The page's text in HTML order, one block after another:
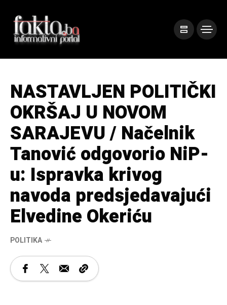
NASTAVLJEN POLITIČKI
OKRŠAJ U NOVOM
SARAJEVU / Načelnik
Tanović odgovorio NiP-
u: Ispravka krivog
navoda predsjedavajući
Elvedine Okeriću
POLITIKA